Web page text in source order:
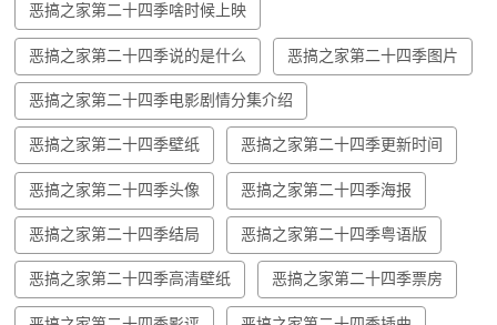
恶搞之家第二十四季啥时候上映
恶搞之家第二十四季说的是什么 恶搞之家第二十四季图片
恶搞之家第二十四季电影剧情分集介绍
恶搞之家第二十四季壁纸 恶搞之家第二十四季更新时间
恶搞之家第二十四季头像 恶搞之家第二十四季海报
恶搞之家第二十四季结局 恶搞之家第二十四季粤语版
恶搞之家第二十四季高清壁纸 恶搞之家第二十四季票房